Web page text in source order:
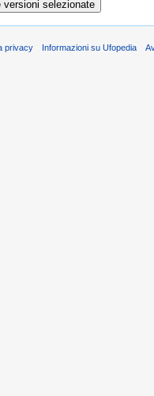
privacy Informazioni su Ufopedia